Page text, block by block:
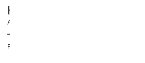
Hochzeit zu Ihrer
Alt-Rottwerndorf 50, Pirna, Deutschland
Posted on 25. Februar 2017